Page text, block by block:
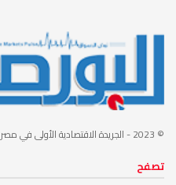
© 2023 - الجريدة الاقتصادية الأولى في مصر
تصفح